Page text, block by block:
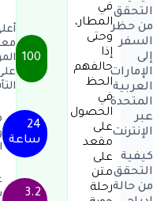
التحقق
من حظر
السفر
إلى
الإمارات
العربية
المتحدة
عبر
الإنترنت
كيفية
التحقق
من حالة
في
المطار،
وحتى
إذا
حالفهم
الحظ
في
الحصول
على
مقعد
على
متن
رحلة
100
24
ساعة
3.2